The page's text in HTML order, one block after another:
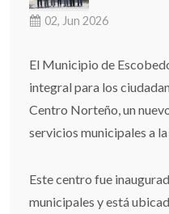
02, Jun 2026
El Municipio de
integral para los
Centro Norteño, un
servicios municipales a
Este centro fue
municipales y está